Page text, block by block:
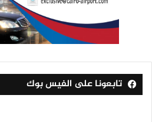
تابعونا على الفيس بوك